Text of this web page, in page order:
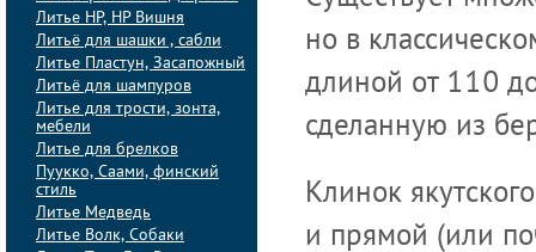
Литье НР, НР Вишня
Литьё для шашки , сабли
Литье Пластун, Засапожный
Литьё для шампуров
Литье для трости, зонта,
мебели
Литье для брелков
Пуукко, Саами, финский
стиль
Литье Медведь
Литье Волк, Собаки
но в
длиной от 110
сделанную из
Клинок
и прямой (или